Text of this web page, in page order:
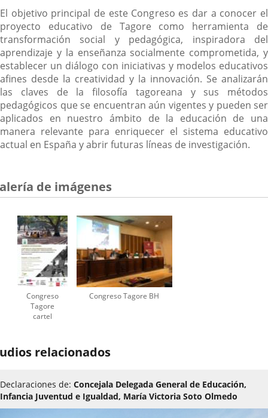
El objetivo principal de este Congreso es dar a conocer el
proyecto educativo de Tagore como herramienta de
transformación social y pedagógica, inspiradora del
aprendizaje y la enseñanza socialmente comprometida, y
establecer un diálogo con iniciativas y modelos educativos
afines desde la creatividad y la innovación. Se analizarán
las claves de la filosofía tagoreana y sus métodos
pedagógicos que se encuentran aún vigentes y pueden ser
aplicados en nuestro ámbito de la educación de una
manera relevante para enriquecer el sistema educativo
actual en España y abrir futuras líneas de investigación.
de imágenes
Congreso
Tagore
cartel
Congreso Tagore BH
relacionados
Declaraciones de: Concejala Delegada General de Educación,
Infancia Juventud e Igualdad, María Victoria Soto Olmedo